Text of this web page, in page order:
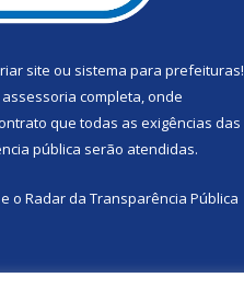
site ou sistema para prefeituras!
assessoria completa, onde
que todas as exigências das
pública serão atendidas.
e o Radar da Transparência Pública